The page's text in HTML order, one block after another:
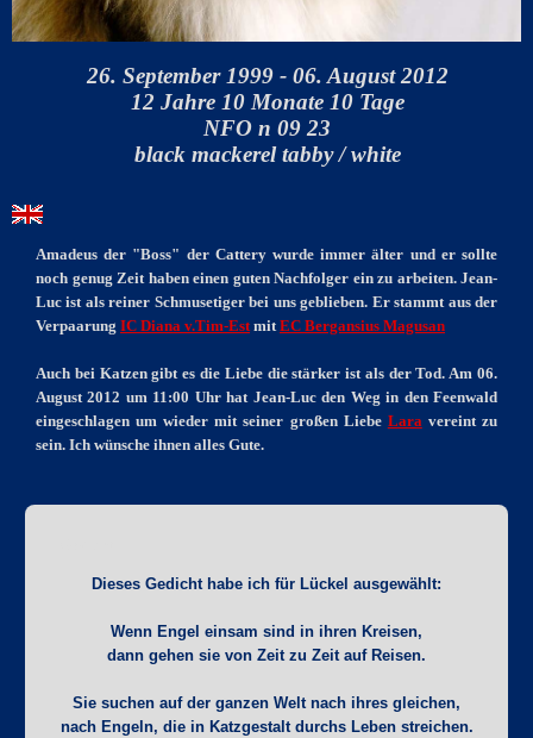
26. September 1999 - 06. August 2012
12 Jahre 10 Monate 10 Tage
NFO n 09 23
black mackerel tabby / white
Amadeus der "Boss" der Cattery wurde immer älter und er sollte
noch genug Zeit haben einen guten Nachfolger ein zu arbeiten. Jean-
Luc ist als reiner Schmusetiger bei uns geblieben. Er stammt aus der
Verpaarung IC Diana v.Tim-EstmitEC Bergansius Magusan
Auch bei Katzen gibt es die Liebe die stärker ist als der Tod. Am 06.
August 2012 um 11:00 Uhr hat Jean-Luc den Weg in den Feenwald
eingeschlagen um wieder mit seiner großen Liebe Laravereint zu
sein. Ich wünsche ihnen alles Gute.
Dieses Gedicht habe ich für Lückel ausgewählt:
Wenn Engel einsam sind in ihren Kreisen,
dann gehen sie von Zeit zu Zeit auf Reisen.
Sie suchen auf der ganzen Welt nach ihres gleichen,
nach Engeln, die in Katzgestalt durchs Leben streichen.